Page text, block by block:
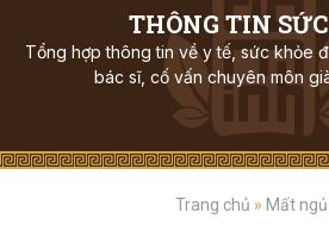
THÔNG TIN
Tổng hợp thông tin về y tế, sức khỏe
bác sĩ, cố vấn chuyên môn
Trang chủ » Mất ngủ